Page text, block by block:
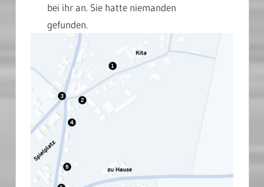
bei ihr an. Sie hatte niemanden
gefunden.